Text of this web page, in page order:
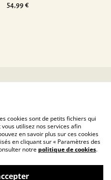
54,99 €
cookies sont de petits fichiers qui
utilisez nos services afin
en savoir plus sur ces cookies
en cliquant sur « Paramètres des
notre politique de cookies.